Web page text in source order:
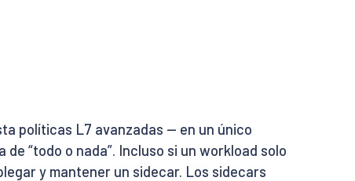
políticas L7 avanzadas — en un único
“todo o nada”. Incluso si un workload solo
y mantener un sidecar. Los sidecars